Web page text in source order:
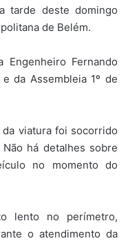
tarde deste domingo
de Belém.
Engenheiro Fernando
da Assembleia 1º de
viatura foi socorrido
há detalhes sobre
no momento do
lento no perímetro,
o atendimento da